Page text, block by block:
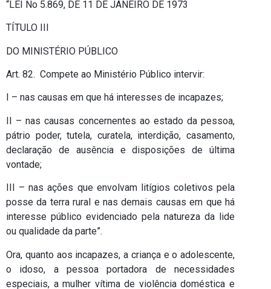
“LEI No 5.869, DE 11 DE JANEIRO DE 1973
TÍTULO III
DO MINISTÉRIO PÚBLICO
Art. 82. Compete ao Ministério Público intervir:
I – nas causas em que há interesses de incapazes;
II – nas causas concernentes ao estado da pessoa,
pátrio poder, tutela, curatela, interdição, casamento,
declaração de ausência e disposições de última
vontade;
III – nas ações que envolvam litígios coletivos pela
posse da terra rural e nas demais causas em que há
interesse público evidenciado pela natureza da lide
ou qualidade da parte”.
Ora, quanto aos incapazes, a criança e o adolescente,
o idoso, a pessoa portadora de necessidades
especiais, a mulher vítima de violência doméstica e